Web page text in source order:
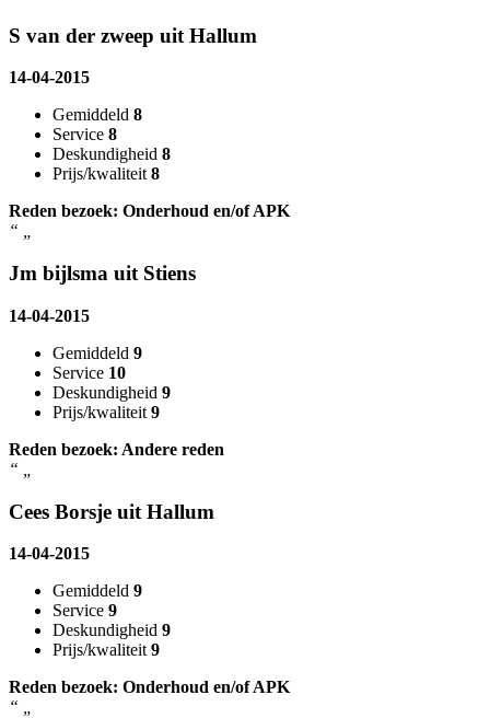
S van der zweep uit Hallum
14-04-2015
Gemiddeld 8
Service 8
Deskundigheid 8
Prijs/kwaliteit 8
Reden bezoek: Onderhoud en/of APK
“ „
Jm bijlsma uit Stiens
14-04-2015
Gemiddeld 9
Service 10
Deskundigheid 9
Prijs/kwaliteit 9
Reden bezoek: Andere reden
“
Cees Borsje uit Hallum
14-04-2015
Gemiddeld 9
Service 9
Deskundigheid 9
Prijs/kwaliteit 9
Reden bezoek: Onderhoud en/of APK
“